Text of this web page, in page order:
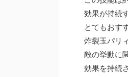
効果が持続
とてもおす
炸裂玉パリ
敵の挙動に
効果を持続